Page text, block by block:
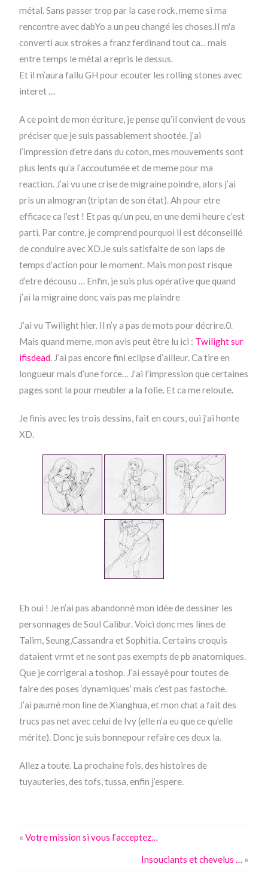
métal. Sans passer trop par la case rock, meme si ma
rencontre avec dabYo a un peu changé les choses.Il m'a
converti aux strokes a franz ferdinand tout ca... mais
entre temps le métal a repris le dessus.
Et il m’aura fallu GH pour ecouter les rolling stones avec
interet …
A ce point de mon écriture, je pense qu’il convient de vous
préciser que je suis passablement shootée. j’ai
l’impression d’etre dans du coton, mes mouvements sont
plus lents qu’a l’accoutumée et de meme pour ma
reaction. J’ai vu une crise de migraine poindre, alors j’ai
pris un almogran (triptan de son état). Ah pour etre
efficace ca l’est ! Et pas qu’un peu, en une demi heure c’est
parti. Par contre, je comprend pourquoi il est déconseillé
de conduire avec XD.Je suis satisfaite de son laps de
temps d’action pour le moment. Mais mon post risque
d’etre décousu … Enfin, je suis plus opérative que quand
j’ai la migraine donc vais pas me plaindre
J’ai vu Twilight hier. Il n’y a pas de mots pour décrire.0.
Mais quand meme, mon avis peut être lu ici : Twilight sur
ifisdead. J’ai pas encore fini eclipse d’ailleur. Ca tire en
longueur mais d’une force… J’ai l’impression que certaines
pages sont la pour meubler a la folie. Et ca me reloute.
Je finis avec les trois dessins, fait en cours, oui j’ai honte
XD.
Eh oui ! Je n’ai pas abandonné mon idée de dessiner les
personnages de Soul Calibur. Voici donc mes lines de
Talim, Seung,Cassandra et Sophitia. Certains croquis
dataient vrmt et ne sont pas exempts de pb anatomiques.
Que je corrigerai a toshop. J’ai essayé pour toutes de
faire des poses ‘dynamiques’ mais c’est pas fastoche.
J’ai paumé mon line de Xianghua, et mon chat a fait des
trucs pas net avec celui de Ivy (elle n’a eu que ce qu’elle
mérite). Donc je suis bonnepour refaire ces deux la.
Allez a toute. La prochaine fois, des histoires de
tuyauteries, des tofs, tussa, enfin j’espere.
«Votre mission si vous l’acceptez…
Insouciants et chevelus …»